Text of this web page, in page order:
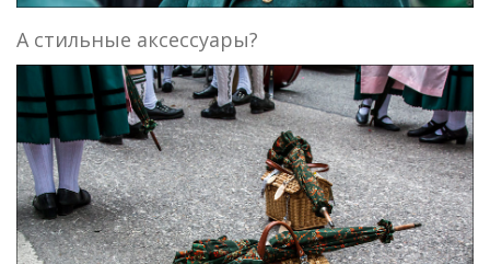
А стильные аксессуары?